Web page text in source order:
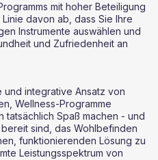
mit hoher Beteiligung
davon ab, dass Sie Ihre
Instrumente auswählen und
und Zufriedenheit an
integrative Ansatz von
Wellness-Programme
Spaß machen - und
sind, das Wohlbefinden
funktionierenden Lösung zu
Leistungsspektrum von